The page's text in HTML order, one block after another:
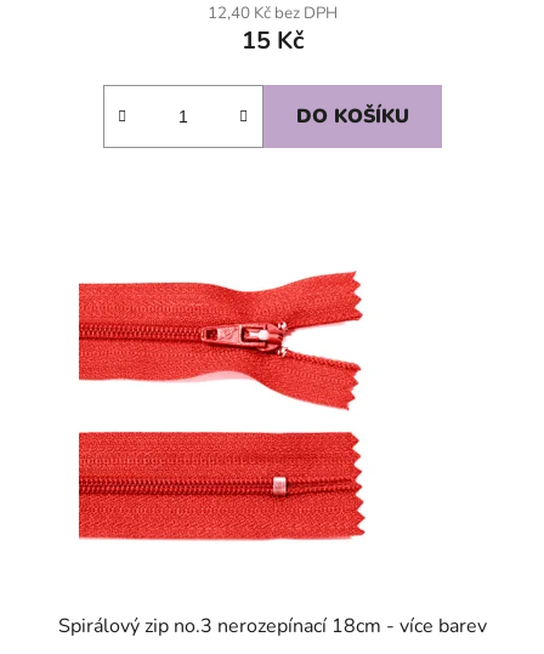
12,40 Kč bez DPH
15 Kč
DO KOŠÍKU
Spirálový zip no.3 nerozepínací 18cm - více barev